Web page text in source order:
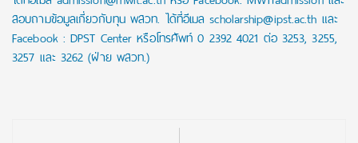
สอบถามข้อมูลเกี่ยวกับทุน พสวท. ได้ที่อีเมล scholarship@ipst.ac.th และ
Facebook : DPST Center หรือโทรศัพท์ 0 2392 4021 ต่อ 3253, 3255,
3257 และ 3262 (ฝ่าย พสวท.)